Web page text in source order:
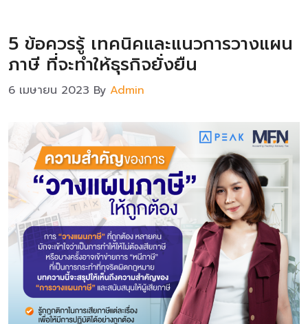
5 ข้อควรรู้ เทคนิคและแนวการวางแผน
ภาษี ที่จะทำให้ธุรกิจยั่งยืน
6 เมษายน 2023 By Admin